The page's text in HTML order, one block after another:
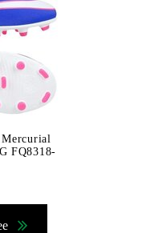
Mercurial
FQ8318-